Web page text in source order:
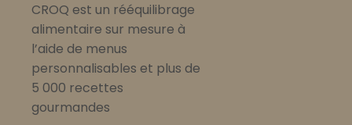
CROQ est un rééquilibrage
alimentaire sur mesure à
l’aide de menus
personnalisables et plus de
5 000 recettes
gourmandes